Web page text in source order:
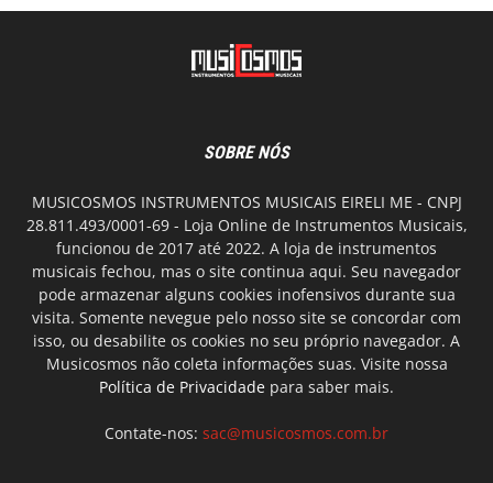
SOBRE NÓS
MUSICOSMOS INSTRUMENTOS MUSICAIS EIRELI ME - CNPJ
28.811.493/0001-69 - Loja Online de Instrumentos Musicais,
funcionou de 2017 até 2022. A loja de instrumentos
musicais fechou, mas o site continua aqui. Seu navegador
pode armazenar alguns cookies inofensivos durante sua
visita. Somente nevegue pelo nosso site se concordar com
isso, ou desabilite os cookies no seu próprio navegador. A
Musicosmos não coleta informações suas. Visite nossa
Política de Privacidade para saber mais.
Contate-nos: sac@musicosmos.com.br